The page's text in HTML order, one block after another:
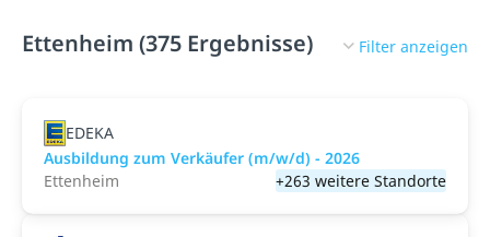
Ettenheim (375 Ergebnisse) Filter anzeigen
EDEKA
Ausbildung zum Verkäufer (m/w/d) - 2026
Ettenheim
+263 weitere Standorte